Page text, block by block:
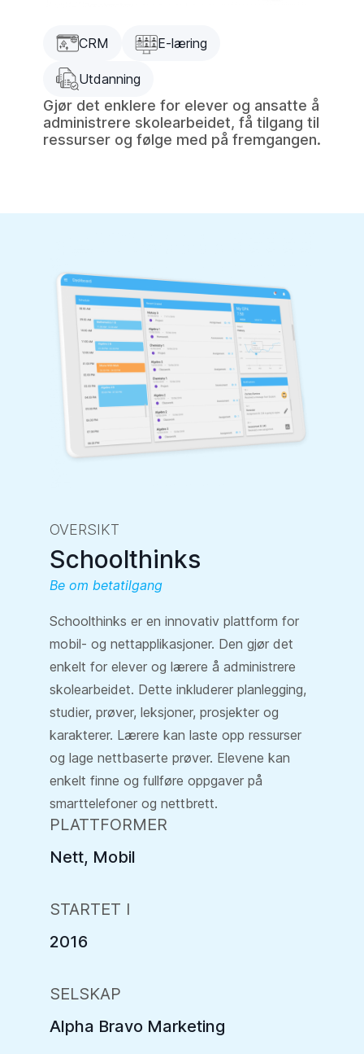
CRM E-læring
Utdanning
Gjør det enklere for elever og ansatte å
administrere skolearbeidet, få tilgang til
ressurser og følge med på fremgangen.
OVERSIKT
Schoolthinks
Be om betatilgang
Schoolthinks er en innovativ plattform for
mobil- og nettapplikasjoner. Den gjør det
enkelt for elever og lærere å administrere
skolearbeidet. Dette inkluderer planlegging,
studier, prøver, leksjoner, prosjekter og
karakterer. Lærere kan laste opp ressurser
og lage nettbaserte prøver. Elevene kan
enkelt finne og fullføre oppgaver på
smarttelefoner og nettbrett.
PLATTFORMER
Nett, Mobil
STARTET I
2016
SELSKAP
Alpha Bravo Marketing